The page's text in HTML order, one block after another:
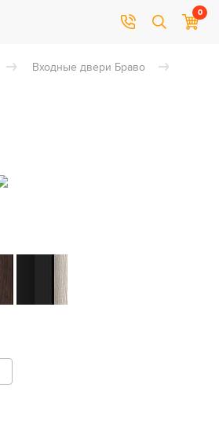
0
Входные двери Браво